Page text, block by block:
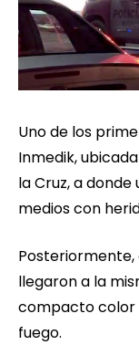
Uno de los
Inmedik,
la Cruz, a
medios con
Posteriormente,
llegaron a la
compacto color
fuego.